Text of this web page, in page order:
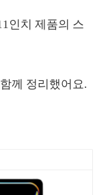
인치 제품의 스
께 정리했어요.